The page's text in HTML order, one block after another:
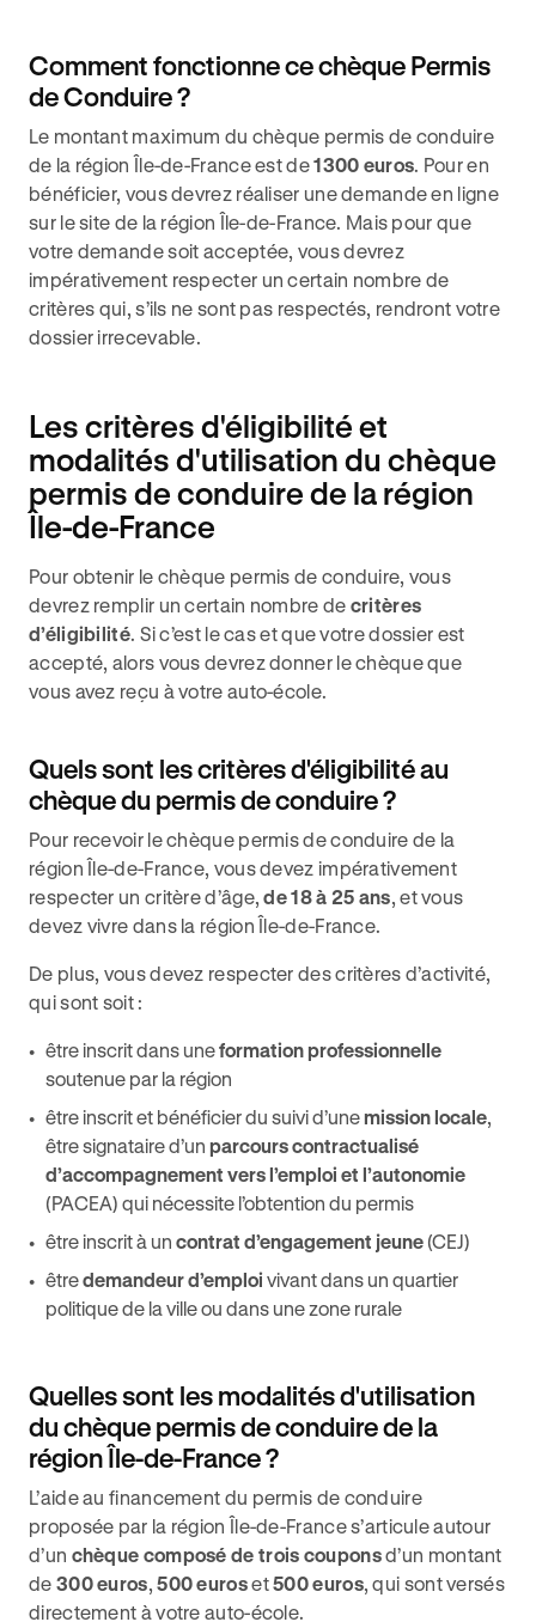
Comment fonctionne ce chèque Permis
de Conduire ?
Le montant maximum du chèque permis de conduire
de la région Île-de-France est de1300 euros. Pour en
bénéficier, vous devrez réaliser une demande en ligne
sur le site de la région Île-de-France. Mais pour que
votre demande soit acceptée, vous devrez
impérativement respecter un certain nombre de
critères qui, s’ils ne sont pas respectés, rendront votre
dossier irrecevable.
Les critères d'éligibilité et
modalités d'utilisation du chèque
permis de conduire de la région
Île-de-France
Pour obtenir le chèque permis de conduire, vous
devrez remplir un certain nombre de critères
d’éligibilité. Si c’est le cas et que votre dossier est
accepté, alors vous devrez donner le chèque que
vous avez reçu à votre auto-école.
Quels sont les critères d'éligibilité au
chèque du permis de conduire ?
Pour recevoir le chèque permis de conduire de la
région Île-de-France, vous devez impérativement
respecter un critère d’âge,de 18 à 25 ans, et vous
devez vivre dans la région Île-de-France.
De plus, vous devez respecter des critères d’activité,
qui sont soit :
être inscrit dans uneformation professionnelle
soutenue par la région
être inscrit et bénéficier du suivi d’unemission locale,
être signataire d’un parcours contractualisé
d’accompagnement vers l’emploi et l’autonomie
(PACEA) qui nécessite l’obtention du permis
être inscrit à un contrat d’engagement jeune (CEJ)
êtredemandeur d’emploi vivant dans un quartier
politique de la ville ou dans une zone rurale
Quelles sont les modalités d'utilisation
du chèque permis de conduire de la
région Île-de-France ?
L’aide au financement du permis de conduire
proposée par la région Île-de-France s’articule autour
d’un chèque composé de trois couponsd’un montant
de 300 euros,500 euroset500 euros, qui sont versés
directement à votre auto-école.